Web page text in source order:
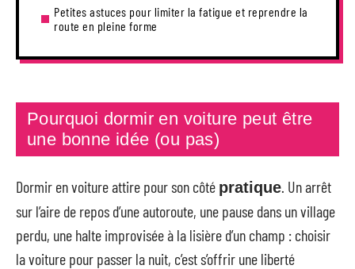
Petites astuces pour limiter la fatigue et reprendre la
route en pleine forme
Pourquoi dormir en voiture peut être
une bonne idée (ou pas)
Dormir en voiture attire pour son côté pratique . Un arrêt
sur l’aire de repos d’une autoroute, une pause dans un village
perdu, une halte improvisée à la lisière d’un champ : choisir
la voiture pour passer la nuit, c’est s’offrir une liberté